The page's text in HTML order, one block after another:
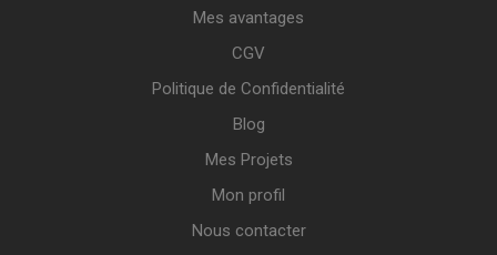
Mes avantages
CGV
Politique de Confidentialité
Blog
Mes Projets
Mon profil
Nous contacter